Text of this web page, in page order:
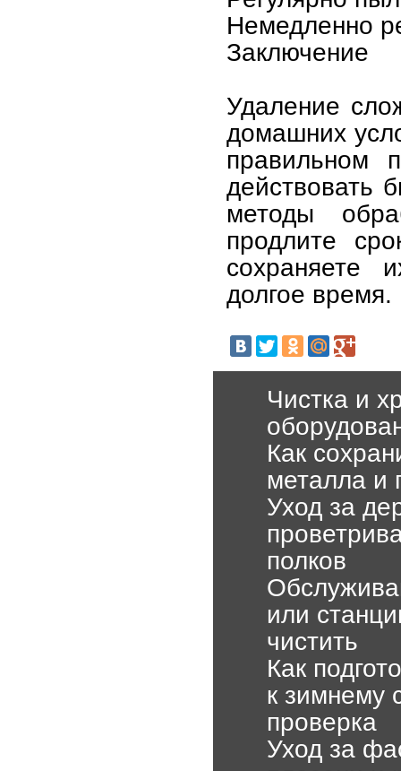
Немедленно
Заключение
Удаление
домашних
правильном
действовать
методы
продлите
сохраняете
долгое время.
Чистка и
Как
металла и
Уход за
полков
или
чистить
Как
к зимнему
проверка
Уход за